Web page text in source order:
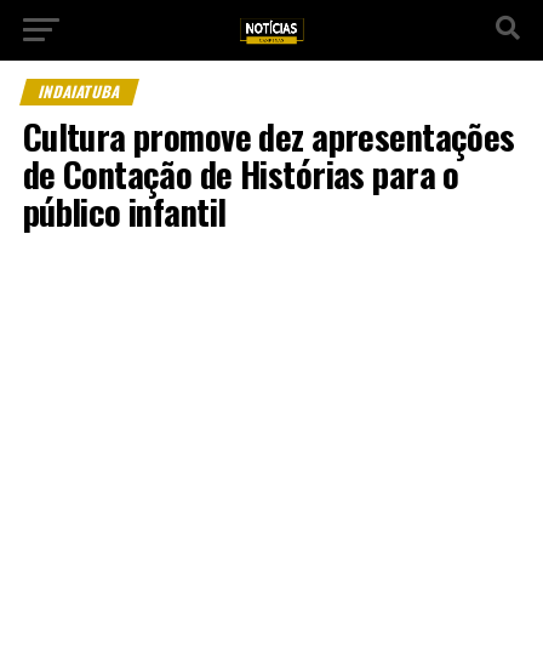
INDAIATUBA
Cultura promove dez apresentações
de Contação de Histórias para o
público infantil